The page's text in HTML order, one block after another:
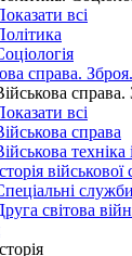
всі
справа.
всі
справа
техніка
служби
світова